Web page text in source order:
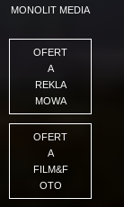
MONOLIT MEDIA
OFERT
A
REKLA
MOWA
OFERT
A
FILM&F
OTO